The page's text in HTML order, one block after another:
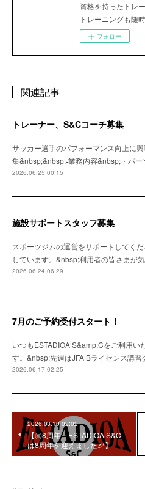
資格を持ったトレ
トレーニングも随
フォロー
関連記事
トレーナー、S&Cコーチ募集
サッカー選手のパフォーマンス向上に
集&nbsp;&nbsp;▫️業務内容&nbsp;・パ
2026.06.25 00:15
施設サポートスタッフ募集
スポーツジムの運営をサポートしてく
しています。&nbsp;利用者の皆さまが
2026.06.24 06:29
7月のご予約受付スタート！
いつもESTADIOA S&amp;Cをご利用い
す。&nbsp;先週はJFA Bライセンス講
2026.06.17 02:25
2026.03.10 02:02
【㊗️8周年 ESTADIOA S&C
は8周年を迎えました🎉】